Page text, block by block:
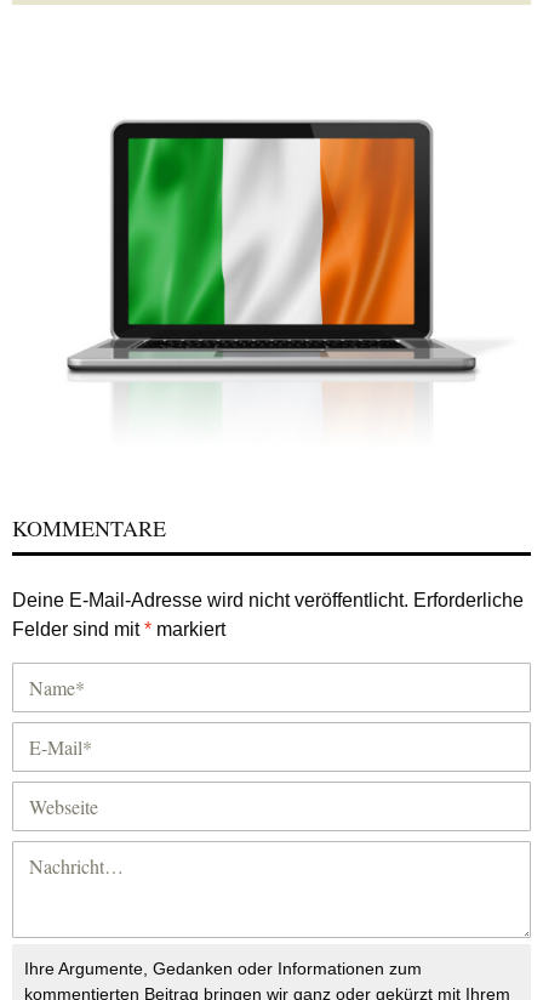
KOMMENTARE
Deine E-Mail-Adresse wird nicht veröffentlicht. Erforderliche
Felder sind mit* markiert
Ihre Argumente, Gedanken oder Informationen zum
kommentierten Beitrag bringen wir ganz oder gekürzt mit Ihrem